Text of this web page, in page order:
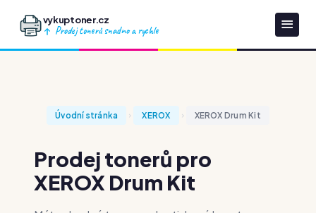
vykuptoner.cz
Prodej tonerů snadno a rychle
Úvodní stránka XEROX XEROX Drum Kit
Prodej tonerů pro
XEROX Drum Kit